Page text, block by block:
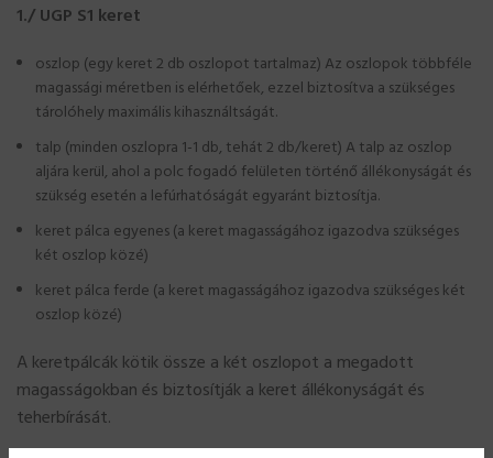
1./ UGP S1 keret
oszlop (egy keret 2 db oszlopot tartalmaz) Az oszlopok többféle
magassági méretben is elérhetőek, ezzel biztosítva a szükséges
tárolóhely maximális kihasználtságát.
talp (minden oszlopra 1-1 db, tehát 2 db/keret) A talp az oszlop
aljára kerül, ahol a polc fogadó felületen történő állékonyságát és
szükség esetén a lefúrhatóságát egyaránt biztosítja.
keret pálca egyenes (a keret magasságához igazodva szükséges
két oszlop közé)
keret pálca ferde (a keret magasságához igazodva szükséges két
oszlop közé)
A keretpálcák kötik össze a két oszlopot a megadott
magasságokban és biztosítják a keret állékonyságát és
teherbírását.